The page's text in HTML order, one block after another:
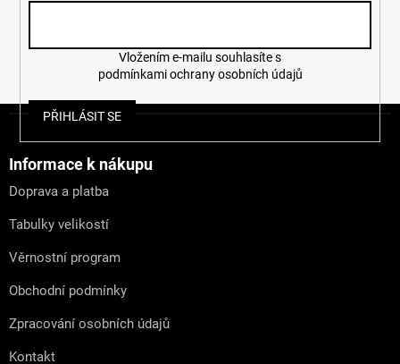
podmínkami ochrany osobních údajů
PŘIHLÁSIT SE
Informace k nákupu
Doprava a platba
Tabulky velikostí
Věrnostní program
Obchodní podmínky
Zpracování osobních údajů
Kontakt